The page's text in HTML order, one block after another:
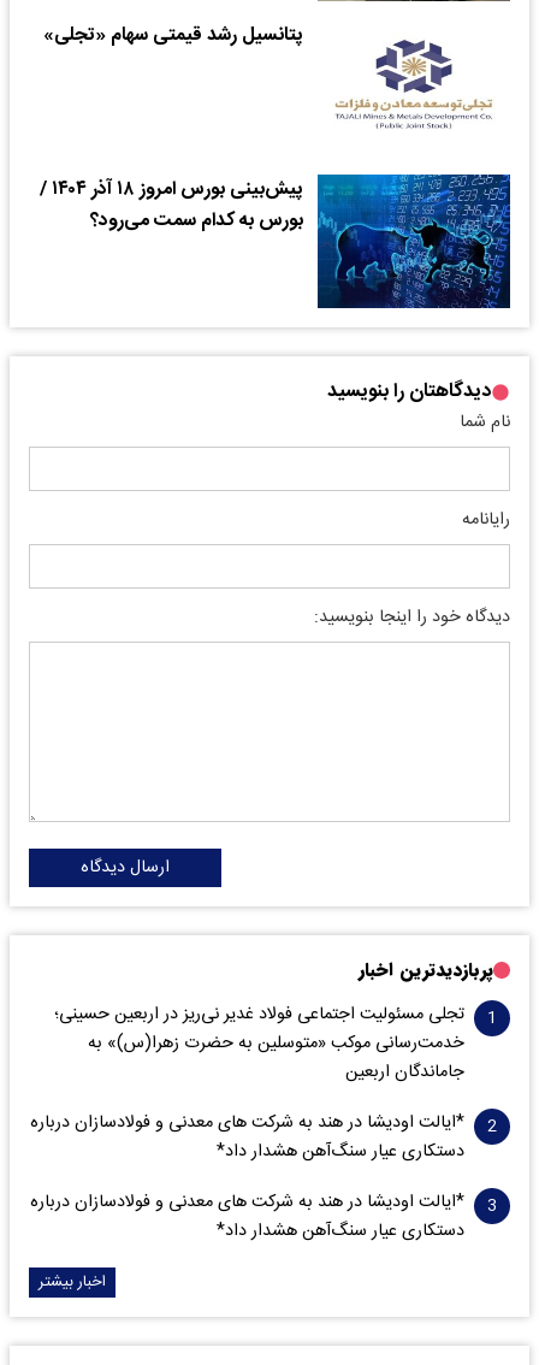
پتانسیل رشد قیمتی سهام «تجلی»
پیش‌بینی بورس امروز ۱۸ آذر ۱۴۰۴ /
بورس به کدام سمت می‌رود؟
دیدگاهتان را بنویسید
نام شما
رایانامه
دیدگاه خود را اینجا بنویسید:
ارسال دیدگاه
پربازدیدترین اخبار
تجلی مسئولیت اجتماعی فولاد غدیر نی‌ریز در اربعین حسینی؛
خدمت‌رسانی موکب «متوسلین به حضرت زهرا(س)» به
جاماندگان اربعین
*ایالت اودیشا در هند به شرکت های معدنی و فولادسازان درباره
دستکاری عیار سنگ‌آهن هشدار داد*
*ایالت اودیشا در هند به شرکت های معدنی و فولادسازان درباره
دستکاری عیار سنگ‌آهن هشدار داد*
اخبار بیشتر